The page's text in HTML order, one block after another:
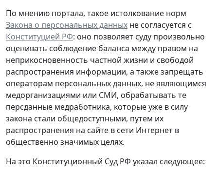
По мнению портала, такое истолкование норм
Закона о персональных данных не согласуется с
Конституцией РФ: оно позволяет суду произвольно
оценивать соблюдение баланса между правом на
неприкосновенность частной жизни и свободой
распространения информации, а также запрещать
операторам персональных данных, не являющимся
медорганизациями или СМИ, обрабатывать те
персданные медработника, которыеуже в силу
закона стали общедоступными, путем их
распространения на сайте в сети Интернет в
общественно значимых целях.
На это Конституционный Суд РФ указал следующее: